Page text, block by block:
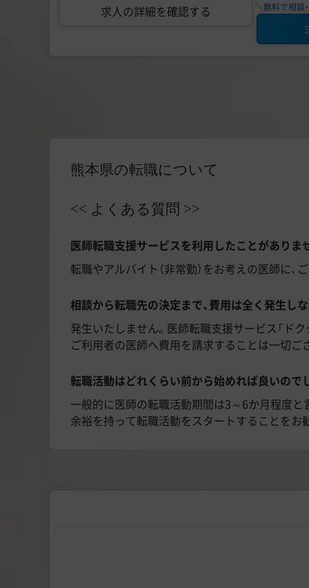
求人の詳細を確認する ＼無料で相談
熊本県の転職について
<< よくある質問 >>
医師転職支援サービスを利用したことがありま
転職やアルバイト（非常勤）をお考えの医師に
相談から転職先の決定まで、費用は全く発生し
発生いたしません。医師転職支援サービス「ド
ご利用者の医師へ費用を請求することは一切ご
転職活動はどれくらい前から始めれば良いので
一般的に医師の転職活動期間は3～6か月程度
余裕を持って転職活動をスタートすることをお